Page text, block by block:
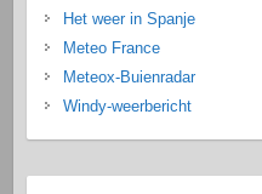
Het weer in Spanje
Meteo France
Meteox-Buienradar
Windy-weerbericht